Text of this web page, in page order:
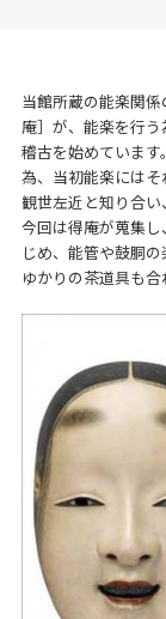
当館所蔵の能楽関
庵］が、能楽を行
稽古を始めていま
為、当初能楽には
観世左近と知り合い
今回は得庵が蒐集
じめ、能管や鼓胴
ゆかりの茶道具も合